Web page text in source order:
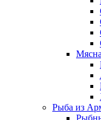
Рыба из